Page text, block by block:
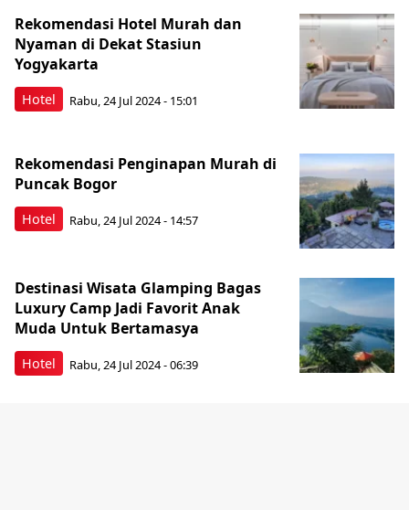
Hotel
Rekomendasi Hotel Murah dan
Nyaman di Dekat Stasiun
Yogyakarta
Rabu, 24 Jul 2024 - 15:01
Hotel
Rekomendasi Penginapan Murah di
Puncak Bogor
Rabu, 24 Jul 2024 - 14:57
Hotel
Destinasi Wisata Glamping Bagas
Luxury Camp Jadi Favorit Anak
Muda Untuk Bertamasya
Rabu, 24 Jul 2024 - 06:39